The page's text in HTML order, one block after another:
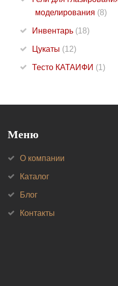
моделирования (8)
Инвентарь (18)
Цукаты (12)
Тесто КАТАИФИ (1)
Меню
О компании
Каталог
Блог
Контакты